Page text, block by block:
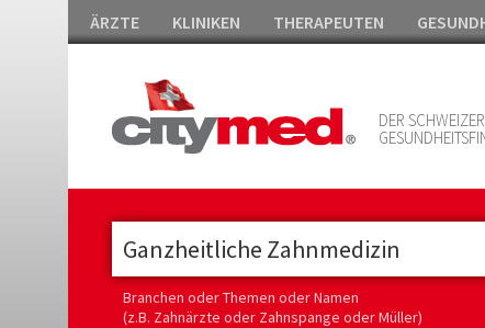
ÄRZTE KLINIKEN THERAPEUTEN
DER SCHWEIZER
Branchen oder Themen oder Namen
(z.B. Zahnärzte oder Zahnspange oder Müller)